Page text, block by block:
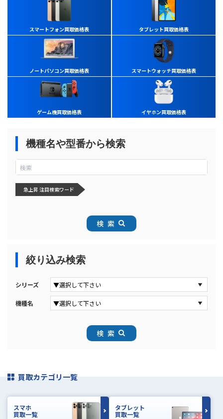
スマートフォン買取価格表 タブレット買取価格表
ノートパソコン買取価格表 スマートウォッチ買取価格表
ゲーム機買取価格表 イヤホン買取価格表
機種名や型番から検索
急上昇 注目検索ワード
検索
絞り込み検索
シリーズ
機種名
検索
買取カテゴリ一覧
スマホ
買取一覧
タブレット
買取一覧